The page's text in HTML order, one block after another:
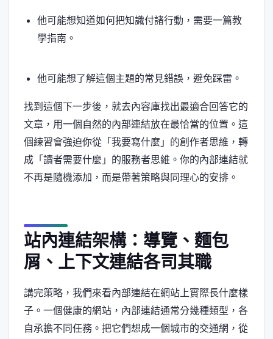
他可能想知道如何把知識付諸行動，需要一篇教
學指南。
他可能想了解這個主題的常見錯誤，避免踩雷。
找到這個下一步後，就去內容庫找出最適合回答它的
文章，用一個自然的內部連結放在最恰當的位置。這
個練習會強迫你從「我要寫什麼」的創作者思維，轉
成「讀者需要什麼」的服務者思維。你的內部連結就
不再是隨機添加，而是帶著策略與同理心的安排。
站內連結架構：導覽、麵包
屑、上下文連結各司其職
講完策略，我們來看內部連結在網站上實際長什麼樣
子。一個健康的網站，內部連結通常分幾種類型，各
自承擔不同任務。把它們想成一個城市的交通網，從